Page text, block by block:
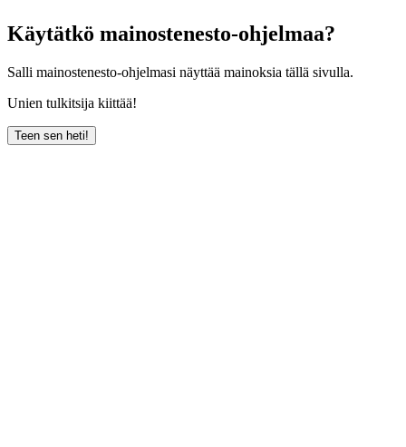
Käytätkö mainostenesto-ohjelmaa?
Salli mainostenesto-ohjelmasi näyttää mainoksia tällä sivulla.
Unien tulkitsija kiittää!
Teen sen heti!